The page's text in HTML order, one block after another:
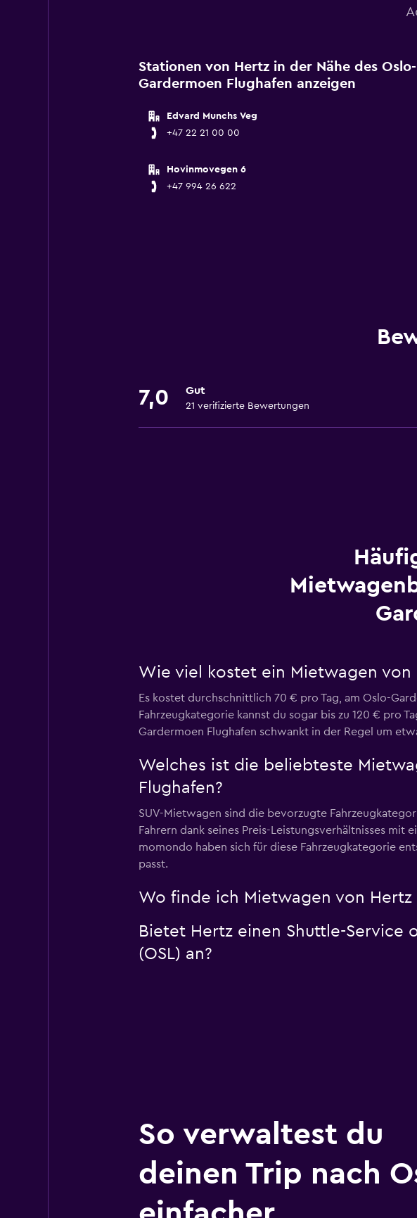
Stationen von Hertz in der Nähe des Oslo-
Gardermoen Flughafen anzeigen
Edvard Munchs Veg
+47 22 21 00 00
Hovinmovegen 6
+47 994 26 622
7,0 Gut
21 verifizierte Bewertungen
Wie viel kostet ein Mietwagen von
Es kostet durchschnittlich 70 € pro Tag, am Oslo-
Fahrzeugkategorie kannst du sogar bis zu 120 € pro
Gardermoen Flughafen schwankt in der Regel um
Welches ist die beliebteste
Flughafen?
SUV-Mietwagen sind die bevorzugte
Fahrern dank seines Preis-Leistungsverhältnisses
momondo haben sich für diese Fahrzeugkategorie
passt.
Wo finde ich Mietwagen von Hertz
Bietet Hertz einen Shuttle-Service
(OSL) an?
So verwaltest du
deinen Trip nach